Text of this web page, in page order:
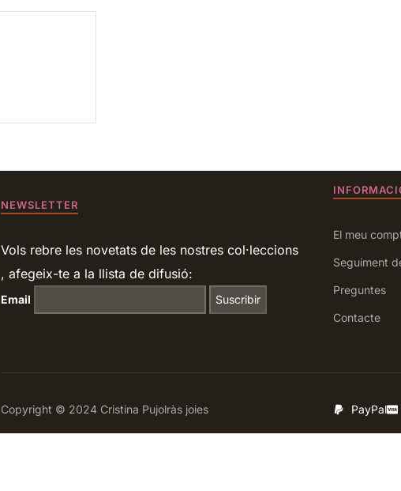
NEWSLETTER
Vols rebre les novetats de les nostres col·leccions
, afegeix-te a la llista de difusió:
Email
El meu
Seguiment
Preguntes
Contacte
Copyright © 2024 Cristina Pujolràs joies PayPal